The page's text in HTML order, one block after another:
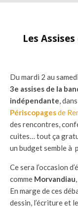
Les
Du mardi 2 au
3e assises de la
indépendante,
Périscopagesde
des rencontres,
cuites… tout ça
un budget semble à
Ce sera l’occasion
comme Morvandiau,
En marge de ces
dessin, l’écriture et